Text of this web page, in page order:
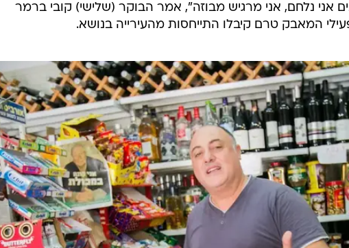
אני נלחם, אני מרגיש מבוזה", אמר הבוקר (שלישי) קובי ברמר
המאבק טרם קיבלו התייחסות מהעירייה בנושא.